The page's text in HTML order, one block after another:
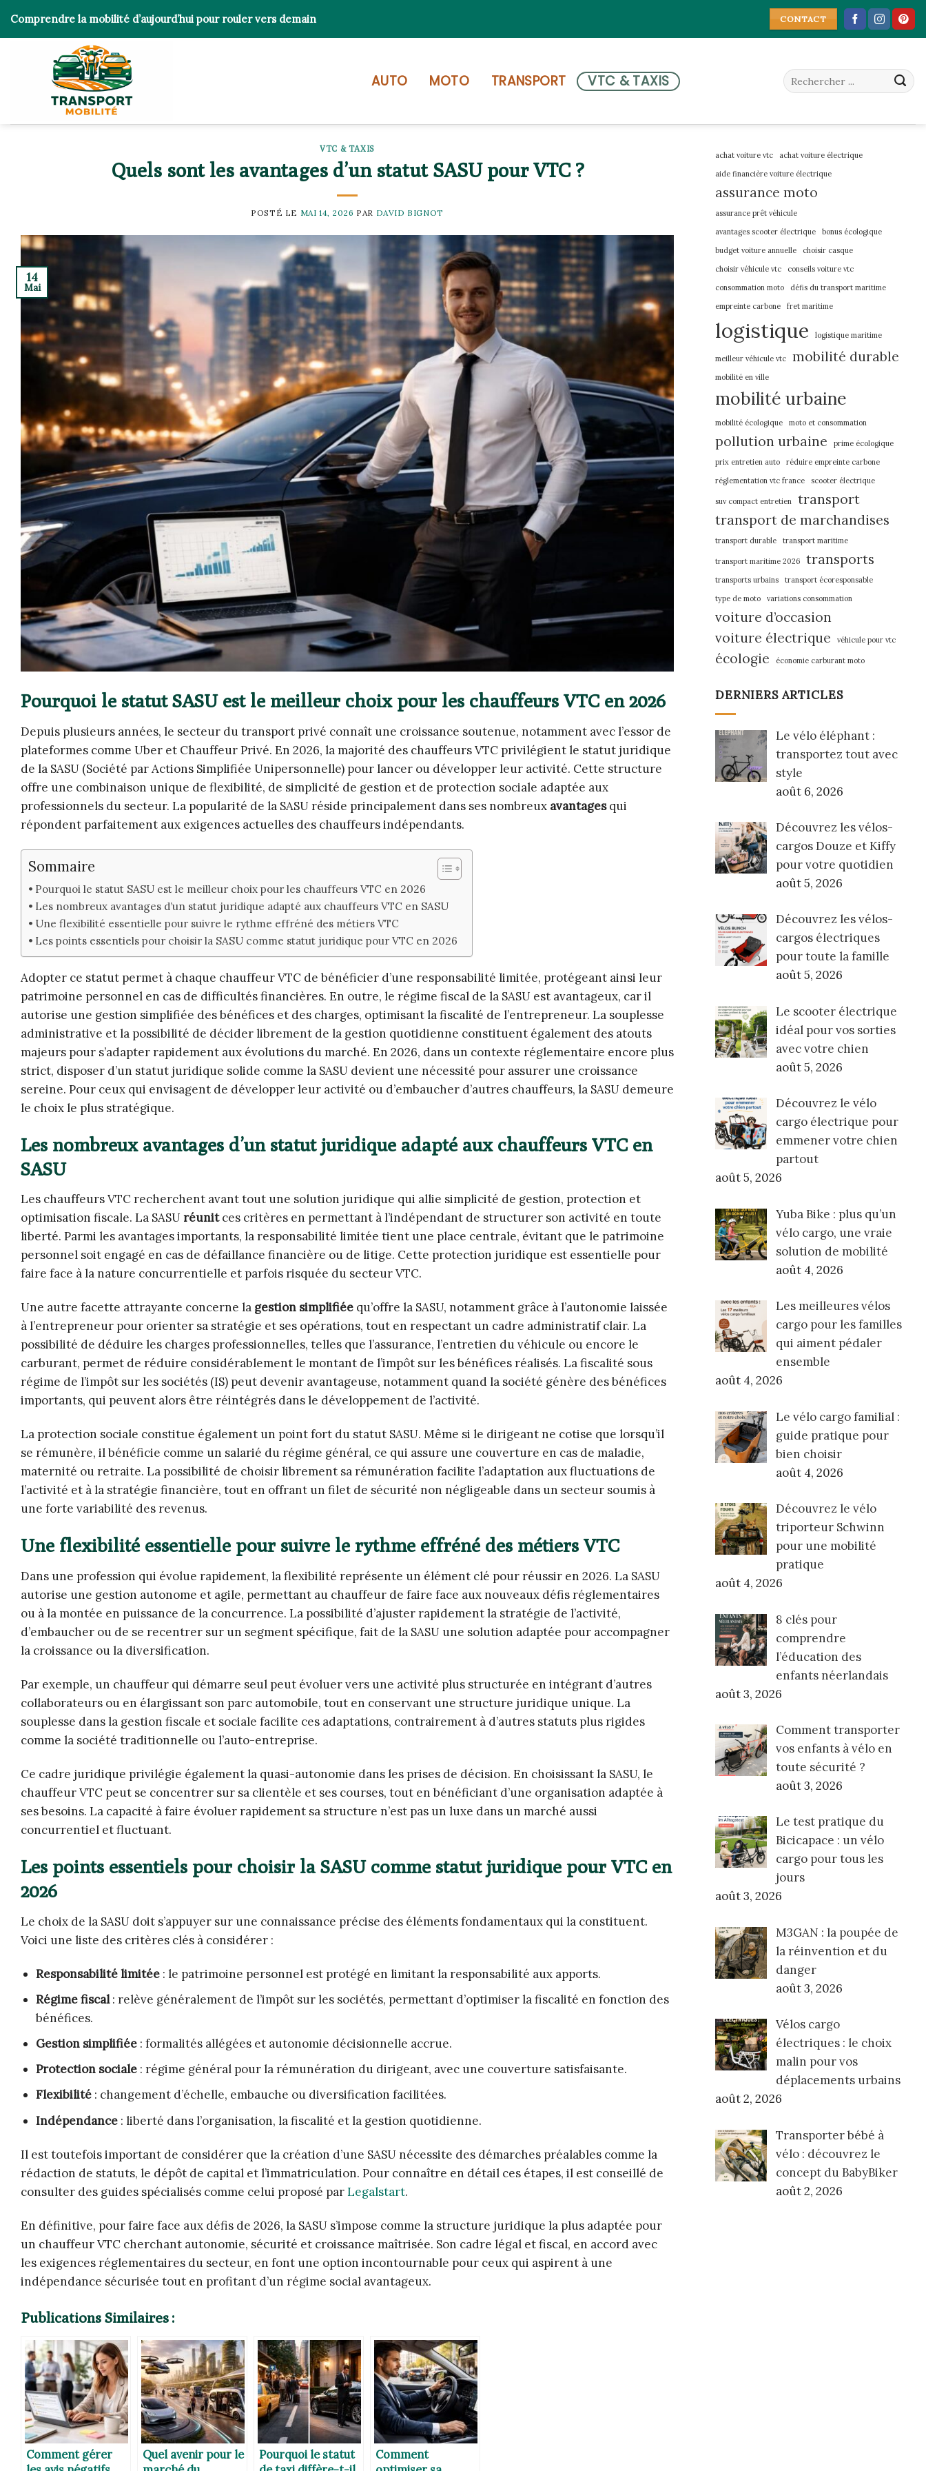
Comprendre la mobilité d’aujourd’hui pour rouler vers demain CONTACT
AUTO MOTO TRANSPORT VTC & TAXIS
VTC & TAXIS
Quels sont les avantages d’un statut SASU pour VTC ?
POSTÉ LE MAI 14, 2026 PAR DAVID BIGNOT
14
Mai
Pourquoi le statut SASU est le meilleur choix pour les chauffeurs VTC en 2026
Depuis plusieurs années, le secteur du transport privé connaît une croissance soutenue, notamment avec l’essor de
plateformes comme Uber et Chauffeur Privé. En 2026, la majorité des chauffeurs VTC privilégient le statut juridique
de la SASU (Société par Actions Simplifiée Unipersonnelle) pour lancer ou développer leur activité. Cette structure
offre une combinaison unique de flexibilité, de simplicité de gestion et de protection sociale adaptée aux
professionnels du secteur. La popularité de la SASU réside principalement dans ses nombreux avantagesqui
répondent parfaitement aux exigences actuelles des chauffeurs indépendants.
Sommaire
Pourquoi le statut SASU est le meilleur choix pour les chauffeurs VTC en 2026
Les nombreux avantages d’un statut juridique adapté aux chauffeurs VTC en SASU
Une flexibilité essentielle pour suivre le rythme effréné des métiers VTC
Les points essentiels pour choisir la SASU comme statut juridique pour VTC en 2026
Adopter ce statut permet à chaque chauffeur VTC de bénéficier d’une responsabilité limitée, protégeant ainsi leur
patrimoine personnel en cas de difficultés financières. En outre, le régime fiscal de la SASU est avantageux, car il
autorise une gestion simplifiée des bénéfices et des charges, optimisant la fiscalité de l’entrepreneur. La souplesse
administrative et la possibilité de décider librement de la gestion quotidienne constituent également des atouts
majeurs pour s’adapter rapidement aux évolutions du marché. En 2026, dans un contexte réglementaire encore plus
strict, disposer d’un statut juridique solide comme la SASU devient une nécessité pour assurer une croissance
sereine. Pour ceux qui envisagent de développer leur activité ou d’embaucher d’autres chauffeurs, la SASU demeure
le choix le plus stratégique.
Les nombreux avantages d’un statut juridique adapté aux chauffeurs VTC en
SASU
Les chauffeurs VTC recherchent avant tout une solution juridique qui allie simplicité de gestion, protection et
optimisation fiscale. La SASU réunitces critères en permettant à l’indépendant de structurer son activité en toute
liberté. Parmi les avantages importants, la responsabilité limitée tient une place centrale, évitant que le patrimoine
personnel soit engagé en cas de défaillance financière ou de litige. Cette protection juridique est essentielle pour
faire face à la nature concurrentielle et parfois risquée du secteur VTC.
Une autre facette attrayante concerne la gestion simplifiée qu’offre la SASU, notamment grâce à l’autonomie laissée
à l’entrepreneur pour orienter sa stratégie et ses opérations, tout en respectant un cadre administratif clair. La
possibilité de déduire les charges professionnelles, telles que l’assurance, l’entretien du véhicule ou encore le
carburant, permet de réduire considérablement le montant de l’impôt sur les bénéfices réalisés. La fiscalité sous
régime de l’impôt sur les sociétés (IS) peut devenir avantageuse, notamment quand la société génère des bénéfices
importants, qui peuvent alors être réintégrés dans le développement de l’activité.
La protection sociale constitue également un point fort du statut SASU. Même si le dirigeant ne cotise que lorsqu’il
se rémunère, il bénéficie comme un salarié du régime général, ce qui assure une couverture en cas de maladie,
maternité ou retraite. La possibilité de choisir librement sa rémunération facilite l’adaptation aux fluctuations de
l’activité et à la stratégie financière, tout en offrant un filet de sécurité non négligeable dans un secteur soumis à
une forte variabilité des revenus.
Une flexibilité essentielle pour suivre le rythme effréné des métiers VTC
Dans une profession qui évolue rapidement, la flexibilité représente un élément clé pour réussir en 2026. La SASU
autorise une gestion autonome et agile, permettant au chauffeur de faire face aux nouveaux défis réglementaires
ou à la montée en puissance de la concurrence. La possibilité d’ajuster rapidement la stratégie de l’activité,
d’embaucher ou de se recentrer sur un segment spécifique, fait de la SASU une solution adaptée pour accompagner
la croissance ou la diversification.
Par exemple, un chauffeur qui démarre seul peut évoluer vers une activité plus structurée en intégrant d’autres
collaborateurs ou en élargissant son parc automobile, tout en conservant une structure juridique unique. La
souplesse dans la gestion fiscale et sociale facilite ces adaptations, contrairement à d’autres statuts plus rigides
comme la société traditionnelle ou l’auto-entreprise.
Ce cadre juridique privilégie également la quasi-autonomie dans les prises de décision. En choisissant la SASU, le
chauffeur VTC peut se concentrer sur sa clientèle et ses courses, tout en bénéficiant d’une organisation adaptée à
ses besoins. La capacité à faire évoluer rapidement sa structure n’est pas un luxe dans un marché aussi
concurrentiel et fluctuant.
Les points essentiels pour choisir la SASU comme statut juridique pour VTC en
2026
Le choix de la SASU doit s’appuyer sur une connaissance précise des éléments fondamentaux qui la constituent.
Voici une liste des critères clés à considérer :
Responsabilité limitée : le patrimoine personnel est protégé en limitant la responsabilité aux apports.
Régime fiscal: relève généralement de l’impôt sur les sociétés, permettant d’optimiser la fiscalité en fonction des
bénéfices.
Gestion simplifiée : formalités allégées et autonomie décisionnelle accrue.
Protection sociale : régime général pour la rémunération du dirigeant, avec une couverture satisfaisante.
Flexibilité : changement d’échelle, embauche ou diversification facilitées.
Indépendance : liberté dans l’organisation, la fiscalité et la gestion quotidienne.
Il est toutefois important de considérer que la création d’une SASU nécessite des démarches préalables comme la
rédaction de statuts, le dépôt de capital et l’immatriculation. Pour connaître en détail ces étapes, il est conseillé de
consulter des guides spécialisés comme celui proposé parLegalstart.
En définitive, pour faire face aux défis de 2026, la SASU s’impose comme la structure juridique la plus adaptée pour
un chauffeur VTC cherchant autonomie, sécurité et croissance maîtrisée. Son cadre légal et fiscal, en accord avec
les exigences réglementaires du secteur, en font une option incontournable pour ceux qui aspirent à une
indépendance sécurisée tout en profitant d’un régime social avantageux.
Publications Similaires :
Comment gérer
Quel avenir pour le
Pourquoi le statut
Comment
achat voiture vtc
achat voiture électrique
aide financière voiture électrique
assurance moto
assurance prêt véhicule
avantages scooter électrique
bonus écologique
budget voiture annuelle
choisir casque
choisir véhicule vtc
conseils voiture vtc
consommation moto
défis du transport maritime
empreinte carbone
fret maritime
logistique logistique maritime
meilleur véhicule vtc mobilité durable
mobilité en ville
mobilité urbaine
mobilité écologique moto et consommation
pollution urbaine
prime écologique
prix entretien auto
réduire empreinte carbone
réglementation vtc france
scooter électrique
suv compact entretien
transport
transport de marchandises
transport durable transport maritime
transport maritime 2026 transports
transports urbains
transport écoresponsable
type de moto
variations consommation
voiture d’occasion
voiture électrique
véhicule pour vtc
écologie économie carburant moto
DERNIERS ARTICLES
Le vélo éléphant :
transportez tout avec
style
août 6, 2026
Découvrez les vélos-
cargos Douze et Kiffy
pour votre quotidien
août 5, 2026
Découvrez les vélos-
cargos électriques
pour toute la famille
août 5, 2026
Le scooter électrique
idéal pour vos sorties
avec votre chien
août 5, 2026
Découvrez le vélo
cargo électrique pour
emmener votre chien
partout
août 5, 2026
Yuba Bike : plus qu’un
vélo cargo, une vraie
solution de mobilité
août 4, 2026
Les meilleures vélos
cargo pour les familles
qui aiment pédaler
ensemble
août 4, 2026
Le vélo cargo familial :
guide pratique pour
bien choisir
août 4, 2026
Découvrez le vélo
triporteur Schwinn
pour une mobilité
pratique
août 4, 2026
8 clés pour
comprendre
l’éducation des
enfants néerlandais
août 3, 2026
Comment transporter
vos enfants à vélo en
toute sécurité ?
août 3, 2026
Le test pratique du
Bicicapace : un vélo
cargo pour tous les
jours
août 3, 2026
M3GAN : la poupée de
la réinvention et du
danger
août 3, 2026
Vélos cargo
électriques : le choix
malin pour vos
déplacements urbains
août 2, 2026
Transporter bébé à
vélo : découvrez le
concept du BabyBiker
août 2, 2026